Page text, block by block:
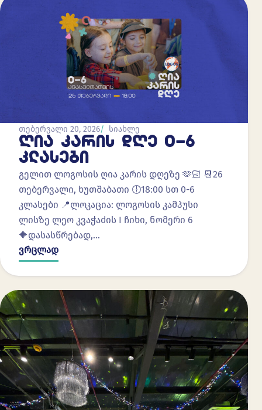
თებერვალი 20, 2026 სიახლე
ᲦᲘᲐ ᲙᲐᲠᲘᲡ ᲓᲦᲔ 0-6
ᲙᲚᲐᲡᲔᲑᲘ
გელით ლოგოსის ღია კარის დღეზე 🫶🏻 📆26
თებერვალი, ხუთშაბათი 🕕18:00 სთ 0-6
კლასები 📍ლოკაცია: ლოგოსის კამპუსი
ლისზე ლეო კვაჭაძის I ჩიხი, ნომერი 6
🔶დასასწრებად,…
ვრცლად